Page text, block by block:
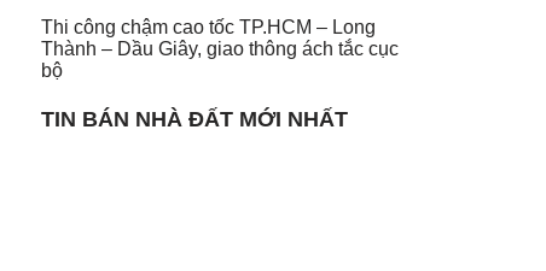
Thi công chậm cao tốc TP.HCM – Long
Thành – Dầu Giây, giao thông ách tắc cục
bộ
TIN BÁN NHÀ ĐẤT MỚI NHẤT